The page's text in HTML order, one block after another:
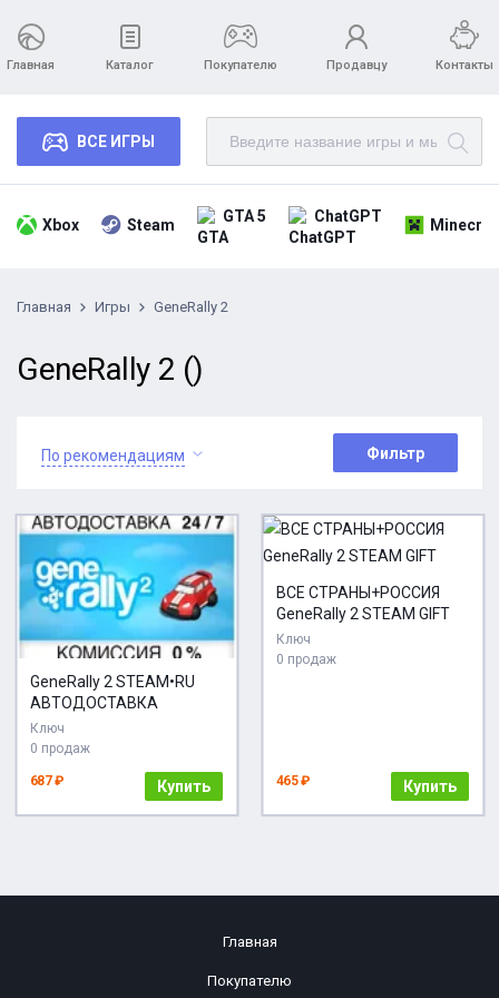
Главная Каталог Покупателю Продавцу Контакты
ВСЕ ИГРЫ
Xbox Steam GTA 5 ChatGPT
Главная Игры GeneRally 2
GeneRally 2 ()
По рекомендациям Фильтр
GeneRally 2 STEAM•RU
АВТОДОСТАВКА
Ключ
0 продаж
687 ₽ Купить
ВСЕ СТРАНЫ+РОССИЯ
GeneRally 2 STEAM GIFT
Ключ
0 продаж
465 ₽ Купить
Главная
Покупателю